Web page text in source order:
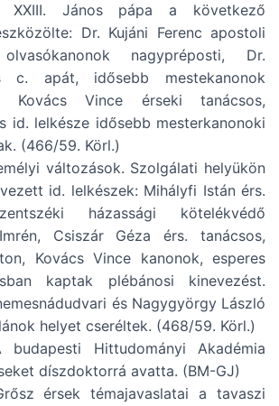
XXIII. János pápa a következő
Dr. Kujáni Ferenc apostoli
nagypréposti, Dr.
c. apát, idősebb mestekanonok
Kovács Vince érseki tanácsos,
id. lelkésze idősebb mesterkanonoki
(466/59. Körl.)
változások. Szolgálati helyükön
id. lelkészek: Mihályfi Istán érs.
házassági kötelékvédő
Csiszár Géza érs. tanácsos,
Kovács Vince kanonok, esperes
kaptak plébánosi kinevezést.
és Nagygyörgy László
helyet cseréltek. (468/59. Körl.)
Hittudományi Akadémia
díszdoktorrá avatta. (BM-GJ)
érsek témajavaslatai a tavaszi